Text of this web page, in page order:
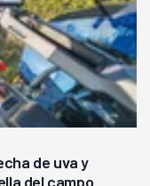
de uva y
del campo